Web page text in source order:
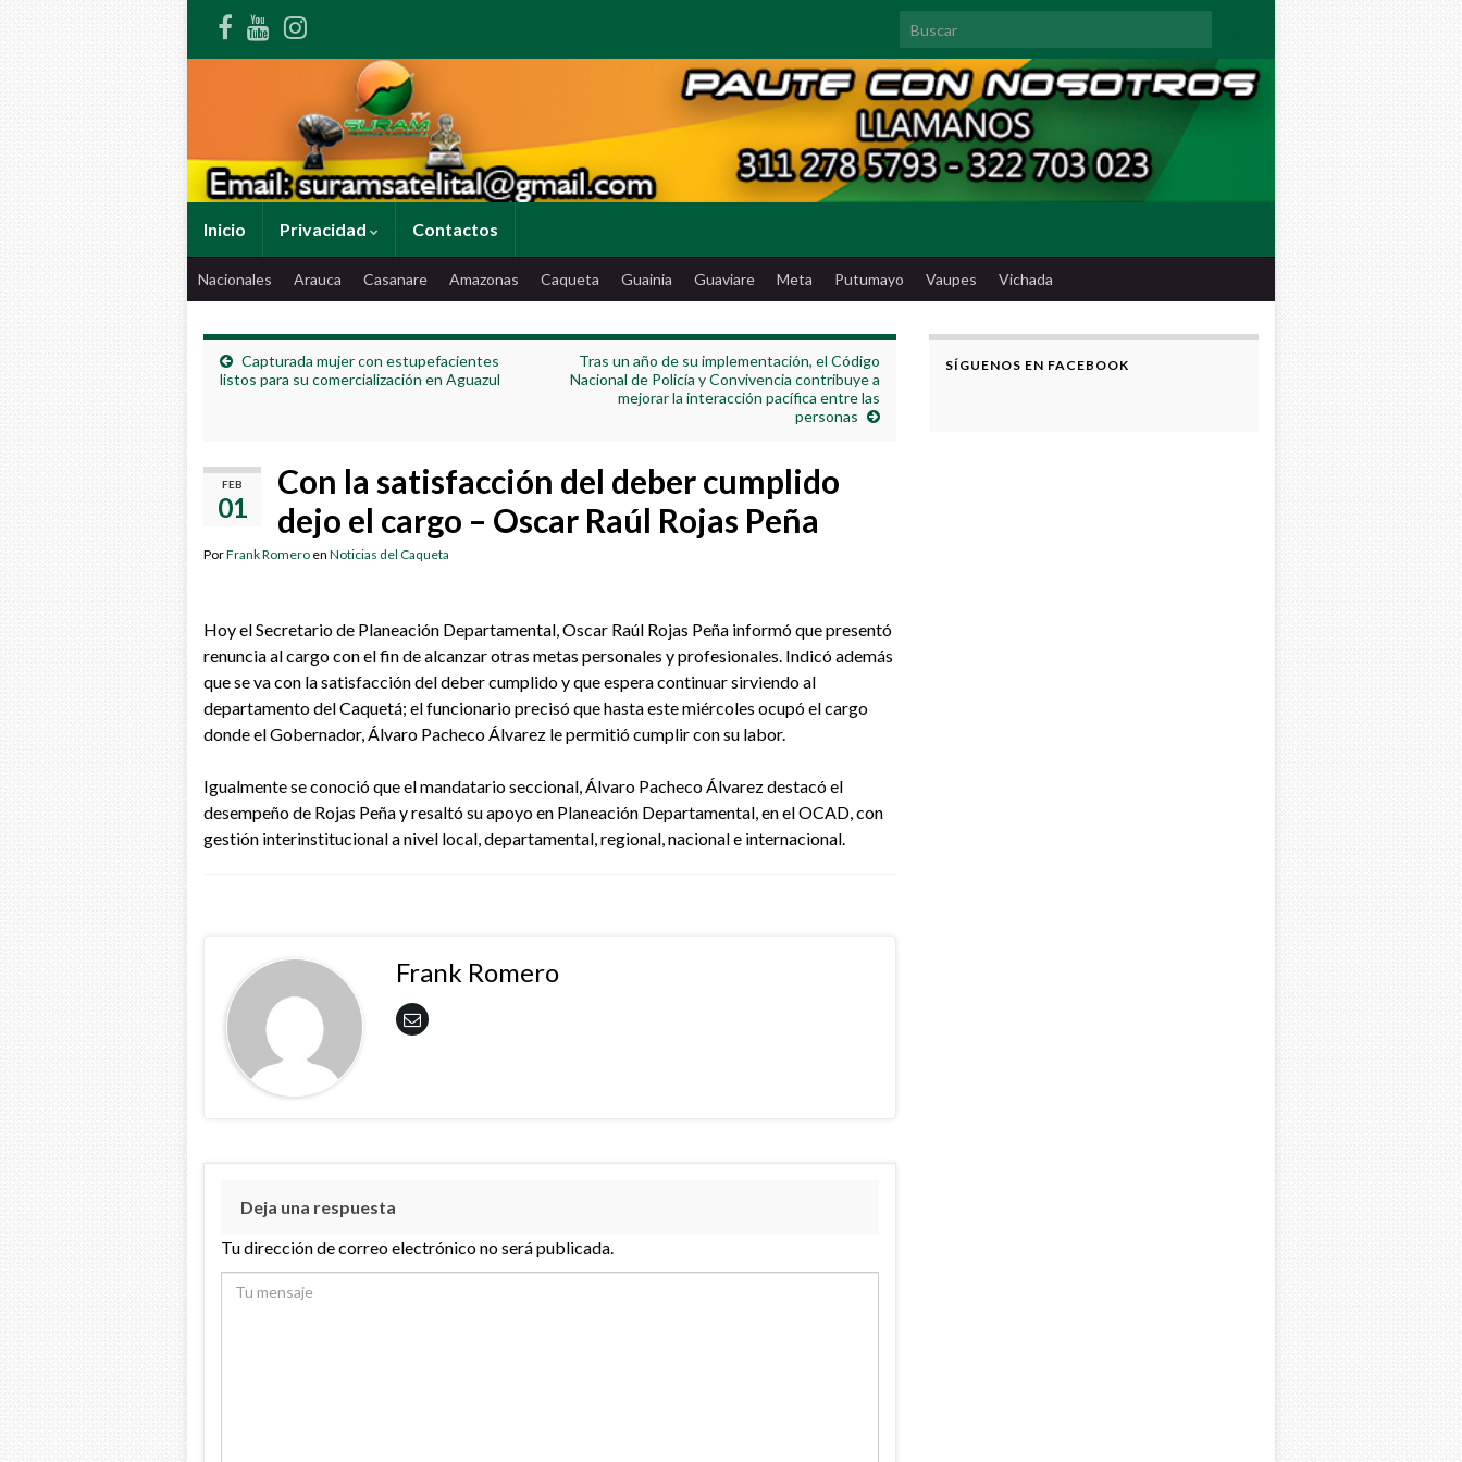
Search for:
Inicio Privacidad Contactos
Nacionales Arauca Casanare Amazonas Caqueta Guainia Guaviare Meta Putumayo Vaupes Vichada
Capturada mujer con estupefacientes
listos para su comercialización en Aguazul
Tras un año de su implementación, el Código
Nacional de Policía y Convivencia contribuye a
mejorar la interacción pacífica entre las
personas
FEB
01
Con la satisfacción del deber cumplido
dejo el cargo – Oscar Raúl Rojas Peña
PorFrank Romero en Noticias del Caqueta
Hoy el Secretario de Planeación Departamental, Oscar Raúl Rojas Peña informó que presentó
renuncia al cargo con el fin de alcanzar otras metas personales y profesionales. Indicó además
que se va con la satisfacción del deber cumplido y que espera continuar sirviendo al
departamento del Caquetá; el funcionario precisó que hasta este miércoles ocupó el cargo
donde el Gobernador, Álvaro Pacheco Álvarez le permitió cumplir con su labor.
Igualmente se conoció que el mandatario seccional, Álvaro Pacheco Álvarez destacó el
desempeño de Rojas Peña y resaltó su apoyo en Planeación Departamental, en el OCAD, con
gestión interinstitucional a nivel local, departamental, regional, nacional e internacional.
Frank Romero
Deja una respuesta
Tu dirección de correo electrónico no será publicada.
SÍGUENOS EN FACEBOOK